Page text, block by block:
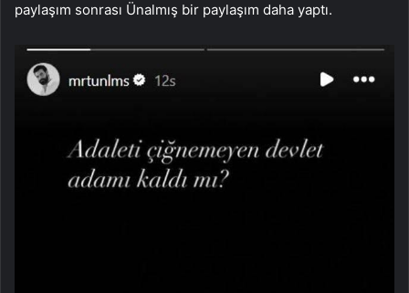
paylaşım sonrası Ünalmış bir paylaşım daha yaptı.